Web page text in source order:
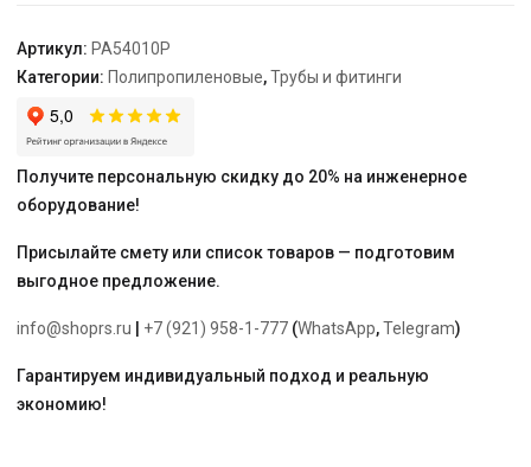
Артикул: PA54010P
Категории: Полипропиленовые,Трубы и фитинги
Получите персональную скидку до 20% на инженерное
оборудование!
Присылайте смету или список товаров — подготовим
выгодное предложение.
info@shoprs.ru +7 (921) 958-1-777 (WhatsApp,Telegram)
Гарантируем индивидуальный подход и реальную
экономию!